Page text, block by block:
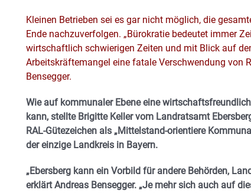
Kleinen Betrieben sei es gar nicht möglich, die
Ende nachzuverfolgen. „Bürokratie bedeutet immer
wirtschaftlich schwierigen Zeiten und mit Blick auf
Arbeitskräftemangel eine fatale Verschwendung von
Bensegger.
Wie auf kommunaler Ebene eine
kann, stellte Brigitte Keller vom Landratsamt
RAL-Gütezeichen als „Mittelstand-orientiere
der einzige Landkreis in Bayern.
„Ebersberg kann ein Vorbild für andere Behörden,
erklärt Andreas Bensegger. „Je mehr sich auch auf